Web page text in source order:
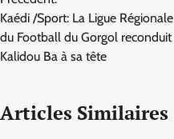
de
l’article
Kaédi /Sport: La Ligue Régionale
du Football du Gorgol reconduit
Kalidou Ba à sa tête
Articles Similaires